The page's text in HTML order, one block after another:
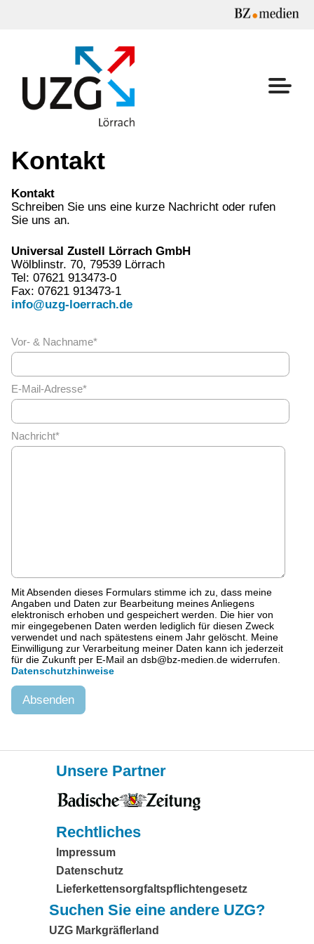
Kontakt
Kontakt
Schreiben Sie uns eine kurze Nachricht oder rufen
Sie uns an.
Universal Zustell Lörrach GmbH
Wölblinstr. 70, 79539 Lörrach
Tel: 07621 913473-0
Fax: 07621 913473-1
info@uzg-loerrach.de
Vor- & Nachname*
E-Mail-Adresse*
Nachricht*
Mit Absenden dieses Formulars stimme ich zu, dass meine
Angaben und Daten zur Bearbeitung meines Anliegens
elektronisch erhoben und gespeichert werden. Die hier von
mir eingegebenen Daten werden lediglich für diesen Zweck
verwendet und nach spätestens einem Jahr gelöscht. Meine
Einwilligung zur Verarbeitung meiner Daten kann ich jederzeit
für die Zukunft per E-Mail an dsb@bz-medien.de widerrufen.
Datenschutzhinweise
Unsere Partner
Rechtliches
Impressum
Datenschutz
Lieferkettensorgfaltspflichtengesetz
Suchen Sie eine andere UZG?
UZG Markgräflerland